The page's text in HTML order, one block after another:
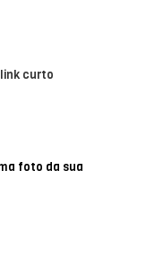
curto
foto da sua